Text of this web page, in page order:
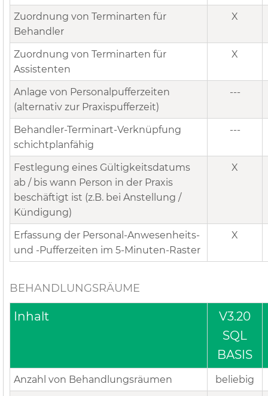
Zuordnung von Terminarten für
Behandler
X
Zuordnung von Terminarten für
Assistenten
X
Anlage von Personalpufferzeiten
(alternativ zur Praxispufferzeit)
---
Behandler-Terminart-Verknüpfung
schichtplanfähig
---
Festlegung eines Gültigkeitsdatums
ab / bis wann Person in der Praxis
beschäftigt ist (z.B. bei Anstellung /
Kündigung)
X
Erfassung der Personal-Anwesenheits-
und -Pufferzeiten im 5-Minuten-Raster
X
BEHANDLUNGSRÄUME
Inhalt
V3.20
SQL
BASIS
Anzahl von Behandlungsräumen
beliebig